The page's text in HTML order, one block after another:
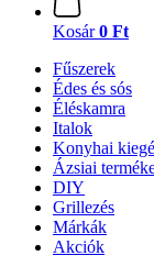
Kosár 0 Ft
Fűszerek
Édes és sós
Éléskamra
Italok
Konyhai
Ázsiai
DIY
Grillezés
Márkák
Akciók